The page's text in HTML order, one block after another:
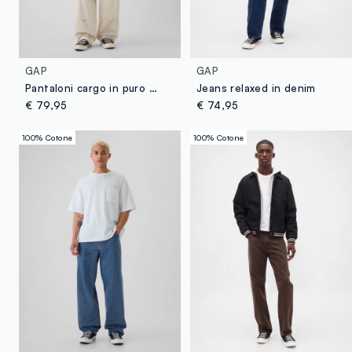
GAP
Pantaloni cargo in puro cotone
€ 79,95
GAP
Jeans relaxed in denim
€ 74,95
100% Cotone 100% Cotone